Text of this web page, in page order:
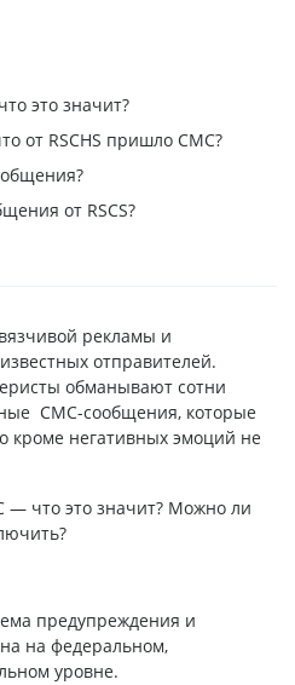
это значит?
от RSCHS пришло СМС?
от RSCS?
рекламы и
отправителей.
обманывают сотни
СМС-сообщения, которые
кроме негативных эмоций не
— что это значит? Можно ли
предупреждения и
на федеральном,
уровне.